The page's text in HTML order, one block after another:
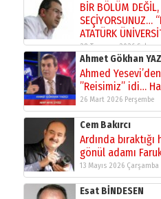
BİR BÖLÜM
SEÇİYORSUNUZ…
ATATÜRK
28 Temmuz 2026 Salı
Ahmet Gökhan
Ahmed
”Reisimiz” idi…
26 Mart 2026 Perşembe
Cem Bakırcı
Ardında bıraktığı
gönül adamı
13 Mayıs 2026 Çarşamba
Esat BİNDESEN